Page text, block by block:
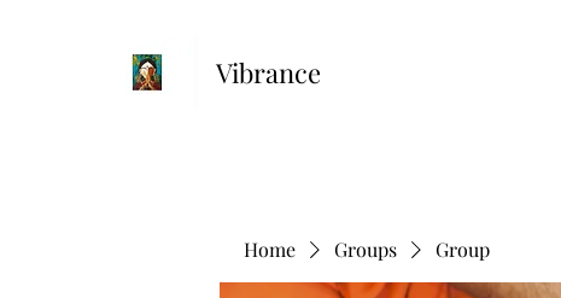
Vibrance
Home Groups Group